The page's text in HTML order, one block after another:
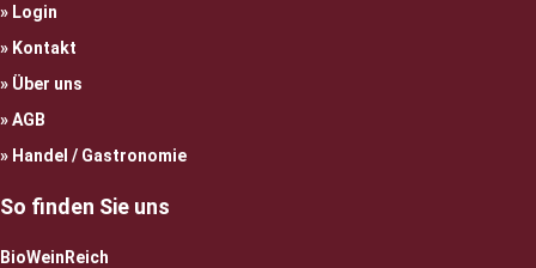
Login
Kontakt
Über uns
AGB
Handel / Gastronomie
So finden Sie uns
BioWeinReich